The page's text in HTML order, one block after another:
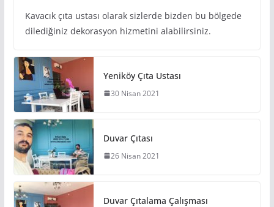
Kavacık çıta ustası olarak sizlerde bizden bu bölgede
dilediğiniz dekorasyon hizmetini alabilirsiniz.
Yeniköy Çıta Ustası
30 Nisan 2021
Duvar Çıtası
26 Nisan 2021
Duvar Çıtalama Çalışması